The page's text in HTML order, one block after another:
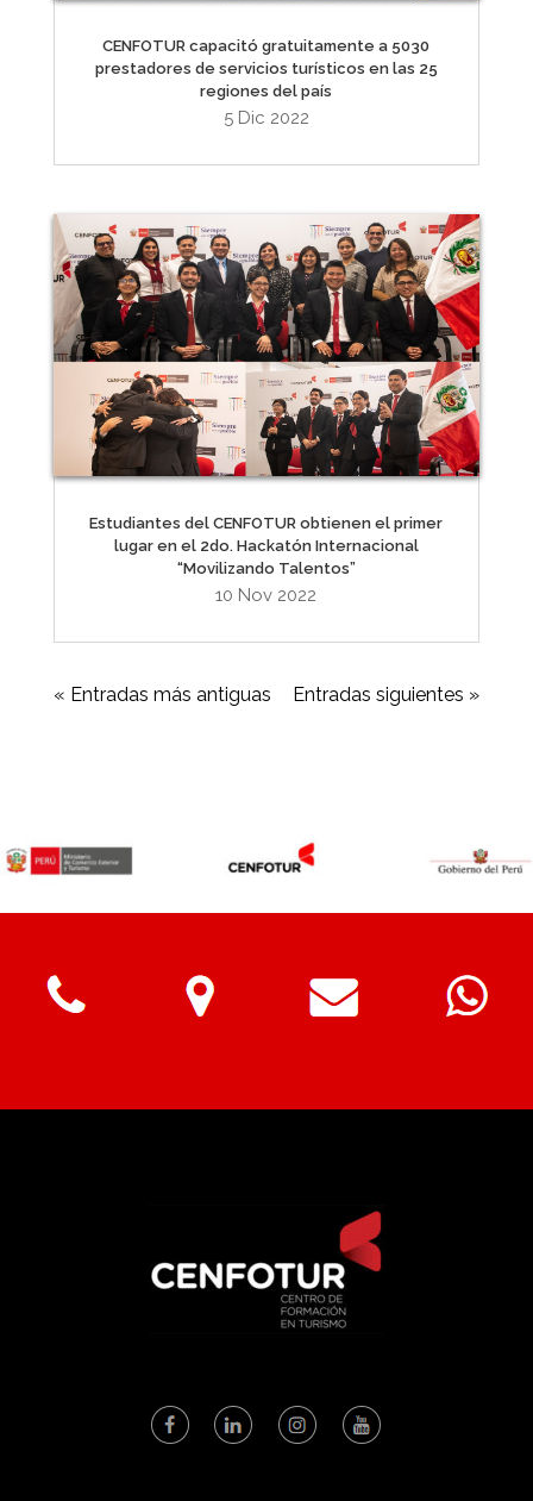
CENFOTUR capacitó gratuitamente a 5030
prestadores de servicios turísticos en las 25
regiones del país
5 Dic 2022
Estudiantes del CENFOTUR obtienen el primer
lugar en el 2do. Hackatón Internacional
“Movilizando Talentos”
10 Nov 2022
« Entradas más antiguas Entradas siguientes »